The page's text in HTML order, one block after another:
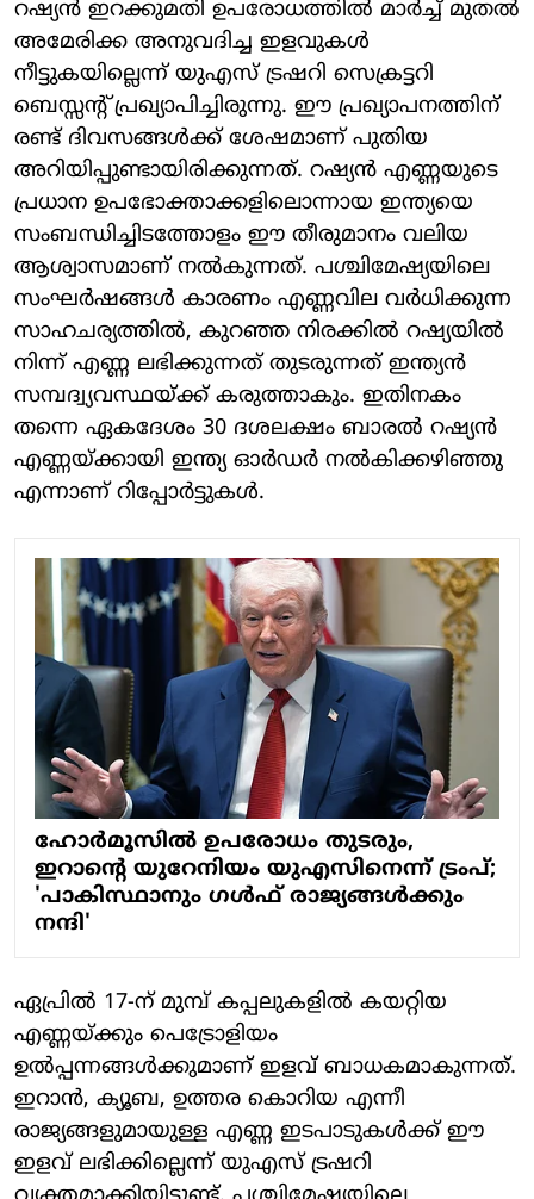
റഷ്യന്‍ ഇറക്കുമതി ഉപരോധത്തില്‍ മാര്‍ച്ച് മുതല്‍
അമേരിക്ക അനുവദിച്ച ഇളവുകള്‍
നീട്ടുകയില്ലെന്ന് യുഎസ് ട്രഷറി സെക്രട്ടറി
ബെസ്സന്റ് പ്രഖ്യാപിച്ചിരുന്നു. ഈ പ്രഖ്യാപനത്തിന്
രണ്ട് ദിവസങ്ങള്‍ക്ക് ശേഷമാണ് പുതിയ
അറിയിപ്പുണ്ടായിരിക്കുന്നത്. റഷ്യന്‍ എണ്ണയുടെ
പ്രധാന ഉപഭോക്താക്കളിലൊന്നായ ഇന്ത്യയെ
സംബന്ധിച്ചിടത്തോളം ഈ തീരുമാനം വലിയ
ആശ്വാസമാണ് നല്‍കുന്നത്. പശ്ചിമേഷ്യയിലെ
സംഘര്‍ഷങ്ങള്‍ കാരണം എണ്ണവില വര്‍ധിക്കുന്ന
സാഹചര്യത്തില്‍, കുറഞ്ഞ നിരക്കില്‍ റഷ്യയില്‍
നിന്ന് എണ്ണ ലഭിക്കുന്നത് തുടരുന്നത് ഇന്ത്യന്‍
സമ്പദ്വ്യവസ്ഥയ്ക്ക് കരുത്താകും. ഇതിനകം
തന്നെ ഏകദേശം 30 ദശലക്ഷം ബാരല്‍ റഷ്യന്‍
എണ്ണയ്ക്കായി ഇന്ത്യ ഓര്‍ഡര്‍ നല്‍കിക്കഴിഞ്ഞു
എന്നാണ് റിപ്പോര്‍ട്ടുകള്‍.
ഹോര്‍മൂസില്‍ ഉപരോധം തുടരും,
ഇറാന്റെ യുറേനിയം യുഎസിനെന്ന് ട്രംപ്;
'പാകിസ്ഥാനും ഗള്‍ഫ് രാജ്യങ്ങള്‍ക്കും
നന്ദി'
ഏപ്രില്‍ 17-ന് മുമ്പ് കപ്പലുകളില്‍ കയറ്റിയ
എണ്ണയ്ക്കും പെട്രോളിയം
ഉല്‍പ്പന്നങ്ങള്‍ക്കുമാണ് ഇളവ് ബാധകമാകുന്നത്.
ഇറാന്‍, ക്യൂബ, ഉത്തര കൊറിയ എന്നീ
രാജ്യങ്ങളുമായുള്ള എണ്ണ ഇടപാടുകള്‍ക്ക് ഈ
ഇളവ് ലഭിക്കില്ലെന്ന് യുഎസ് ട്രഷറി